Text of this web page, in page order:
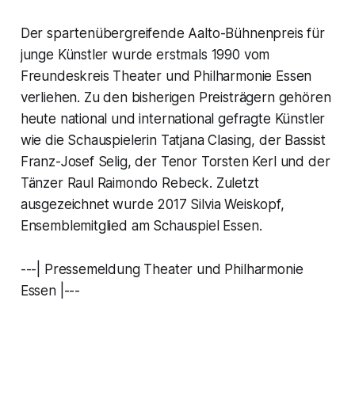
Der spartenübergreifende Aalto-Bühnenpreis für
junge Künstler wurde erstmals 1990 vom
Freundeskreis Theater und Philharmonie Essen
verliehen. Zu den bisherigen Preisträgern gehören
heute national und international gefragte Künstler
wie die Schauspielerin Tatjana Clasing, der Bassist
Franz-Josef Selig, der Tenor Torsten Kerl und der
Tänzer Raul Raimondo Rebeck. Zuletzt
ausgezeichnet wurde 2017 Silvia Weiskopf,
Ensemblemitglied am Schauspiel Essen.
---| Pressemeldung Theater und Philharmonie
Essen |---